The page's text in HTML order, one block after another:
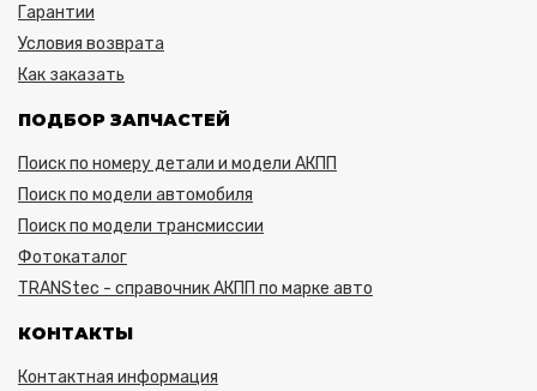
Гарантии
Условия возврата
Как заказать
ПОДБОР ЗАПЧАСТЕЙ
Поиск по номеру детали и модели АКПП
Поиск по модели автомобиля
Поиск по модели трансмиссии
Фотокаталог
TRANStec - справочник АКПП по марке авто
КОНТАКТЫ
Контактная информация